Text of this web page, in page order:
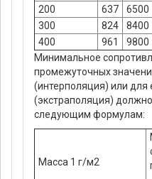
200
637
6500
300
824
8400
400
961
9800
Минимальное
промежуточных
(интерполяция) или для
(экстраполяция)
следующим формулам:
Масса 1 г/м2